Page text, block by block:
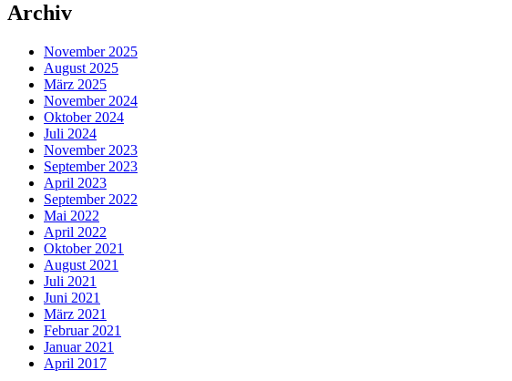
Archiv
November 2025
August 2025
März 2025
November 2024
Oktober 2024
Juli 2024
November 2023
September 2023
April 2023
September 2022
Mai 2022
April 2022
Oktober 2021
August 2021
Juli 2021
Juni 2021
März 2021
Februar 2021
Januar 2021
April 2017